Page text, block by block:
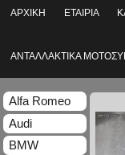
ΑΡΧΙΚΗ ΕΤΑΙΡΙΑ
ΑΝΤΑΛΛΑΚΤΙΚΑ
Alfa Romeo
Audi
BMW